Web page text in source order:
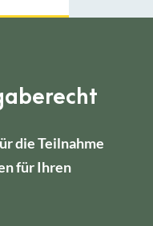
die Teilnahme
für Ihren